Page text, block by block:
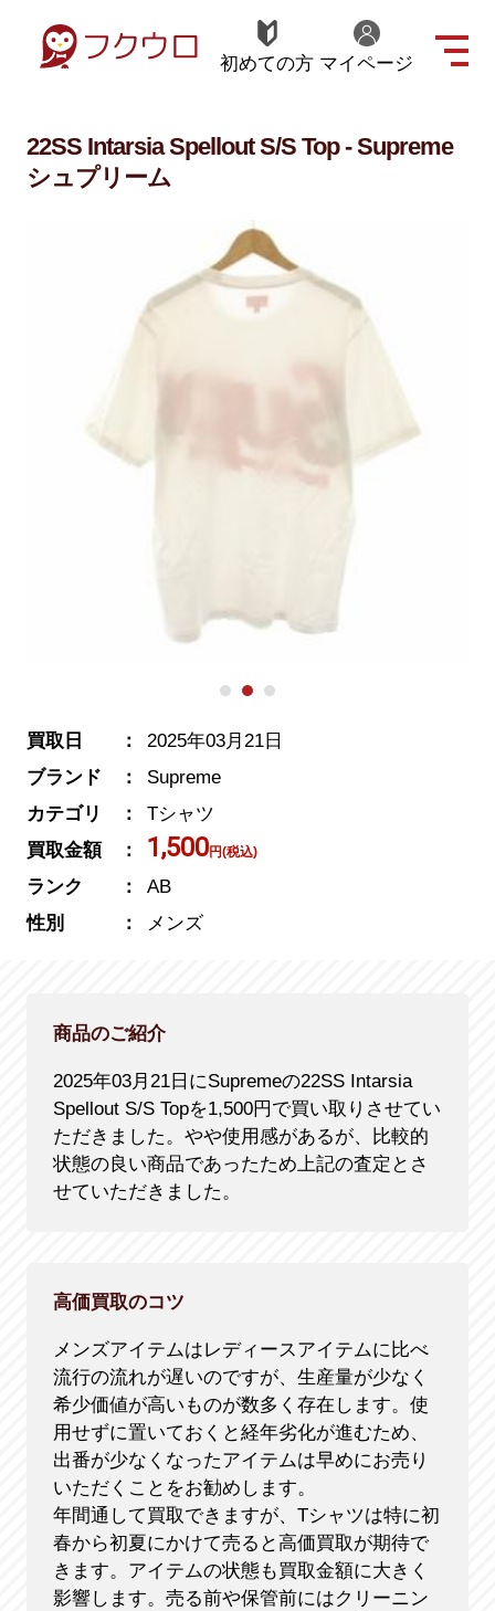
初めての方 マイページ
22SS Intarsia Spellout S/S Top - Supreme
シュプリーム
買取日
2025年03月21日
ブランド
Supreme
カテゴリ
Tシャツ
買取金額
1,500円(税込)
ランク
AB
性別
メンズ
商品のご紹介
2025年03月21日にSupremeの22SS Intarsia
Spellout S/S Topを1,500円で買い取りさせてい
ただきました。やや使用感があるが、比較的
状態の良い商品であったため上記の査定とさ
せていただきました。
高価買取のコツ
メンズアイテムはレディースアイテムに比べ
流行の流れが遅いのですが、生産量が少なく
希少価値が高いものが数多く存在します。使
用せずに置いておくと経年劣化が進むため、
出番が少なくなったアイテムは早めにお売り
いただくことをお勧めします。
年間通して買取できますが、Tシャツは特に初
春から初夏にかけて売ると高価買取が期待で
きます。アイテムの状態も買取金額に大きく
影響します。売る前や保管前にはクリーニン